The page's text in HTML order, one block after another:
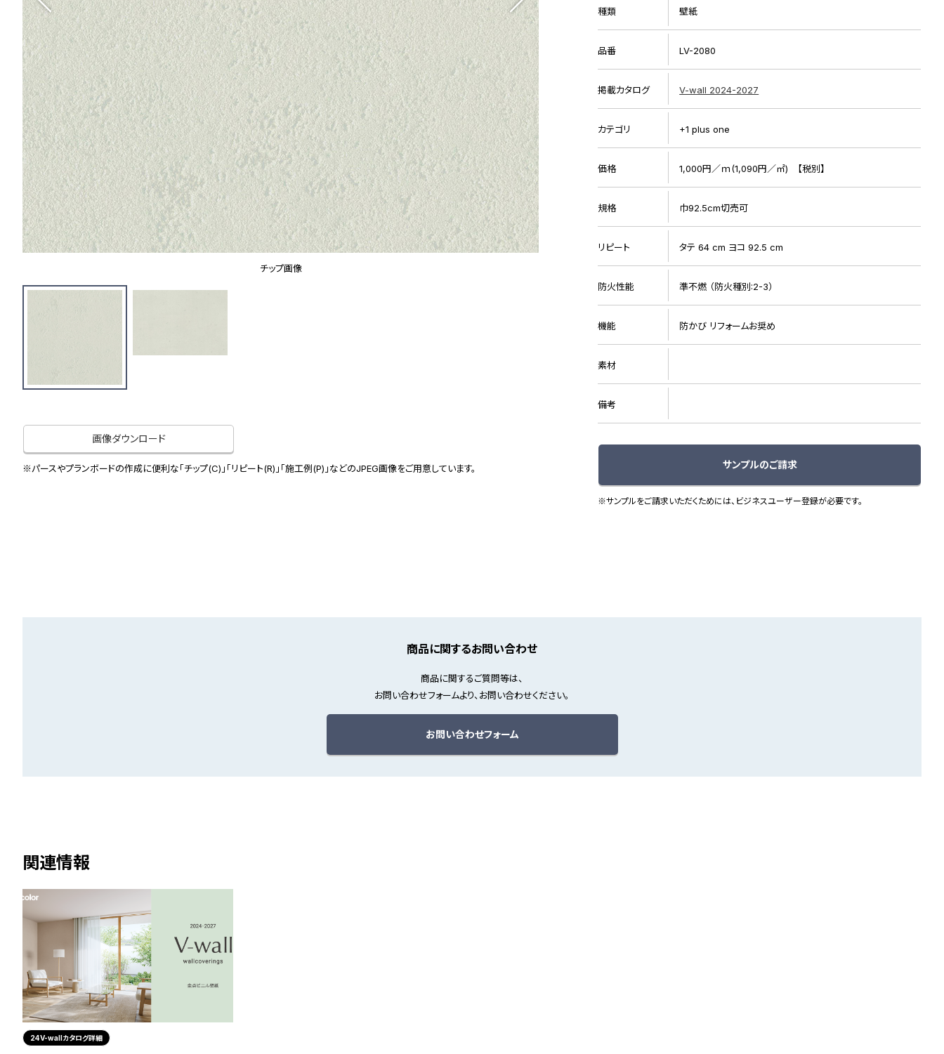
チップ画像
リピート画像
画像ダウンロード
※パースやプランボードの作成に便利な「チップ(C)」「リピート(R)」「施工例(P)」などのJPEG画像をご用意しています。
種類 壁紙
品番 LV-2080
掲載カタログ V-wall 2024-2027
カテゴリ +1 plus one
価格 1,000円／ｍ(1,090円／㎡) 【税別】
規格 巾92.5cm切売可
リピート タテ 64 cm ヨコ 92.5 cm
防火性能 準不燃 （防火種別:2-3）
機能 防かび リフォームお奨め
素材
備考
サンプルのご請求
※サンプルをご請求いただくためには、ビジネスユーザー登録が必要です。
商品に関するお問い合わせ
商品に関するご質問等は、
お問い合わせフォームより、お問い合わせください。
お問い合わせフォーム
関連情報
24V-wallカタログ詳細